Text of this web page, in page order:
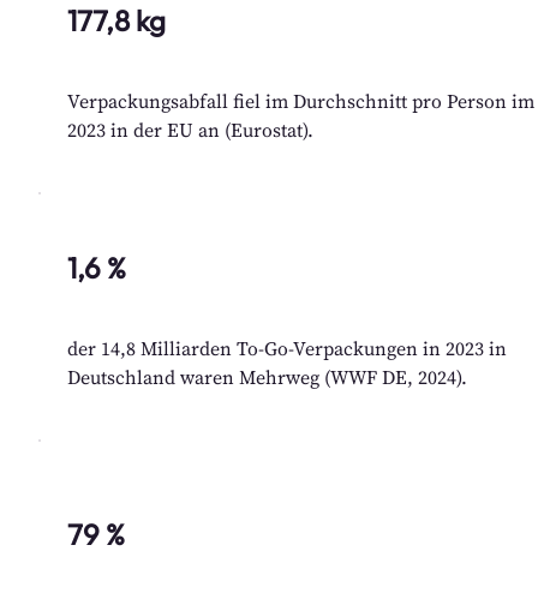
177,8 kg
Verpackungsabfall fiel im Durchschnitt pro Person im
2023 in der EU an (Eurostat).
1,6 %
der 14,8 Milliarden To-Go-Verpackungen in 2023 in
Deutschland waren Mehrweg (WWF DE, 2024).
79 %